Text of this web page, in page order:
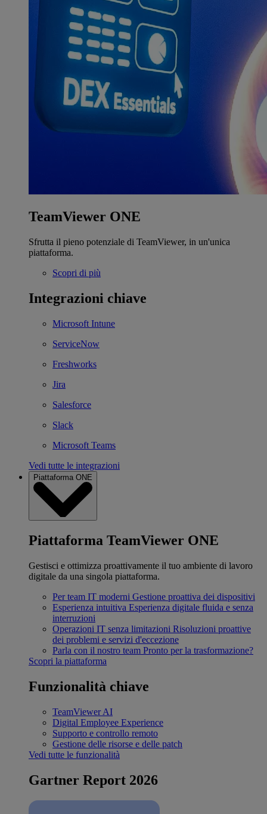
TeamViewer ONE
Sfrutta il pieno potenziale di TeamViewer, in un'unica
piattaforma.
Scopri di più
Integrazioni chiave
Microsoft Intune
ServiceNow
Freshworks
Jira
Salesforce
Slack
Microsoft Teams
Vedi tutte le integrazioni
Piattaforma ONE
Piattaforma TeamViewer ONE
Gestisci e ottimizza proattivamente il tuo ambiente di lavoro
digitale da una singola piattaforma.
Per team IT moderni Gestione proattiva dei dispositivi
Esperienza intuitiva Esperienza digitale fluida e senza
interruzioni
Operazioni IT senza limitazioni Risoluzioni proattive
dei problemi e servizi d'eccezione
Parla con il nostro team Pronto per la trasformazione?
Scopri la piattaforma
Funzionalità chiave
TeamViewer AI
Digital Employee Experience
Supporto e controllo remoto
Gestione delle risorse e delle patch
Vedi tutte le funzionalità
Gartner Report 2026